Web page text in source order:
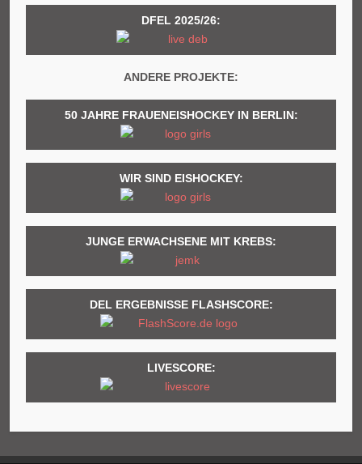
DFEL 2025/26:
ANDERE PROJEKTE:
50 JAHRE FRAUENEISHOCKEY IN BERLIN:
WIR SIND EISHOCKEY:
JUNGE ERWACHSENE MIT KREBS:
DEL ERGEBNISSE FLASHSCORE:
LIVESCORE: